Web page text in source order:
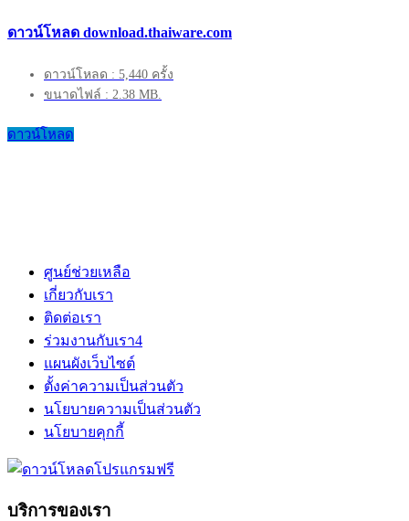
ดาวน์โหลด download.thaiware.com
ดาวน์โหลด : 5,440 ครั้ง
ขนาดไฟล์ : 2.38 MB.
ดาวน์โหลด
ศูนย์ช่วยเหลือ
เกี่ยวกับเรา
ติดต่อเรา
ร่วมงานกับเรา4
แผนผังเว็บไซต์
ตั้งค่าความเป็นส่วนตัว
นโยบายความเป็นส่วนตัว
นโยบายคุกกี้
บริการของเรา